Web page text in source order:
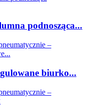
podnosząca...
biurko...